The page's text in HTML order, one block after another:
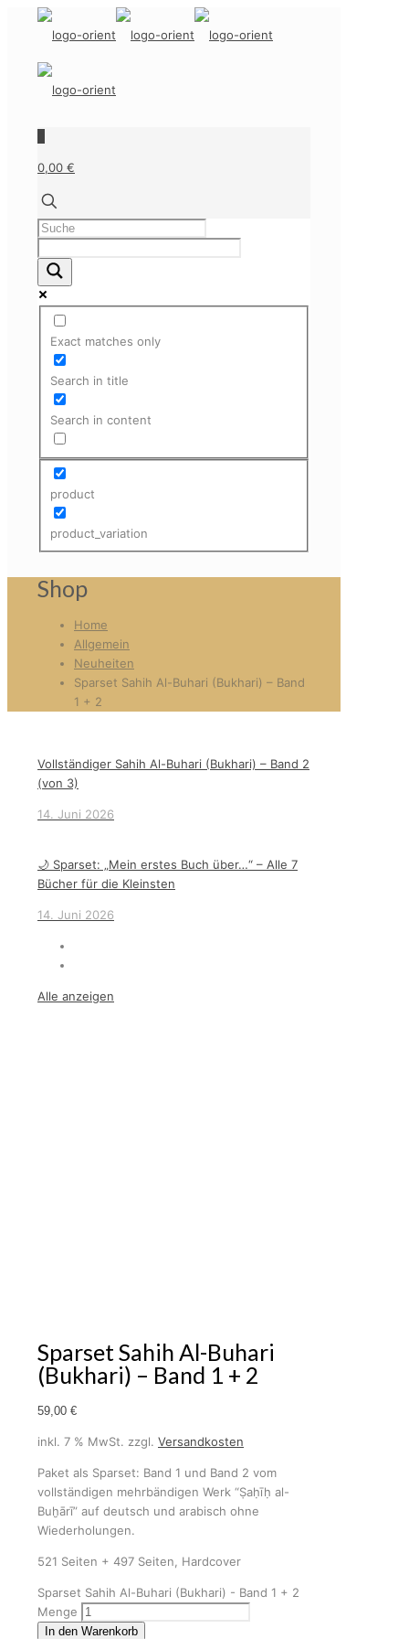
0,00 €
Exact matches only
Search in title
Search in content
product
product_variation
Shop
Home
Allgemein
Neuheiten
Sparset Sahih Al-Buhari (Bukhari) – Band
1 + 2
Vollständiger Sahih Al-Buhari (Bukhari) – Band 2
(von 3)
14. Juni 2026
🌙 Sparset: „Mein erstes Buch über…“ – Alle 7
Bücher für die Kleinsten
14. Juni 2026
Alle anzeigen
Sparset Sahih Al-Buhari
(Bukhari) – Band 1 + 2
59,00 €
inkl. 7 % MwSt. zzgl. Versandkosten
Paket als Sparset: Band 1 und Band 2 vom
vollständigen mehrbändigen Werk “Ṣaḥīḥ al-
Buḫārī” auf deutsch und arabisch ohne
Wiederholungen.
521 Seiten + 497 Seiten, Hardcover
Sparset Sahih Al-Buhari (Bukhari) - Band 1 + 2
Menge
In den Warenkorb